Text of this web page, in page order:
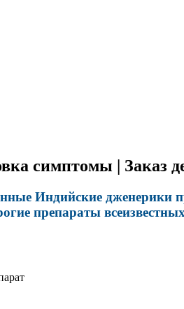
симптомы | Заказ
Индийские
препараты